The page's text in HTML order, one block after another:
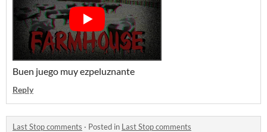
Buen juego muy ezpeluznante
Reply
Last Stop comments · Posted in Last Stop comments